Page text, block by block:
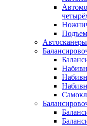
Автосканеры